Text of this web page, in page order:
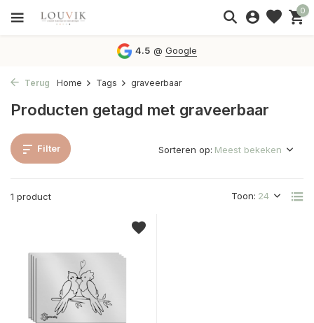
0
4.5 @Google
Terug Home Tags graveerbaar
Producten getagd met graveerbaar
Filter
1 product Toon:
Sorteren op: